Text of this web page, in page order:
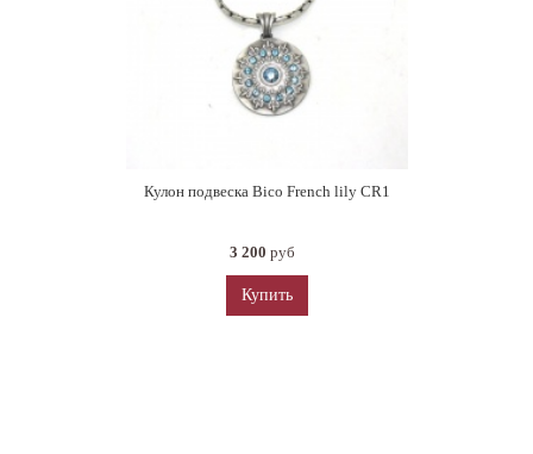
Кулон подвеска Bico French lily CR1
3 200 руб
Купить